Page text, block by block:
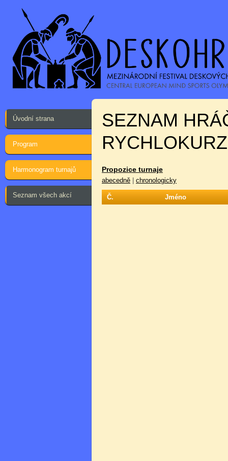
Úvodní strana
Program
Harmonogram turnajů
Seznam všech akcí
SEZNAM
Propozice turnaje
abecedně chronologicky
Č. Jméno